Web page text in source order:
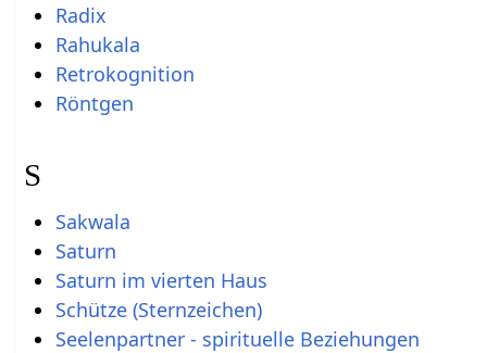
Radix
Rahukala
Retrokognition
Röntgen
S
Sakwala
Saturn
Saturn im vierten Haus
Schütze (Sternzeichen)
Seelenpartner - spirituelle Beziehungen